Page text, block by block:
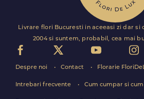
Livrare flori Bucuresti in aceeasi zi dar si
2004 si suntem, probabil, cea mai
Despre noi Contact Florarie
Intrebari frecvente Cum cumpar si